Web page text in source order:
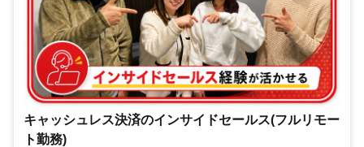
キャッシュレス決済のインサイドセールス(フルリモー
ト勤務)